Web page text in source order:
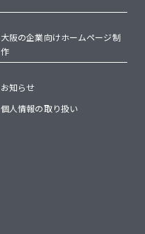
大阪の企業向けホームページ制
作
お知らせ
個人情報の取り扱い